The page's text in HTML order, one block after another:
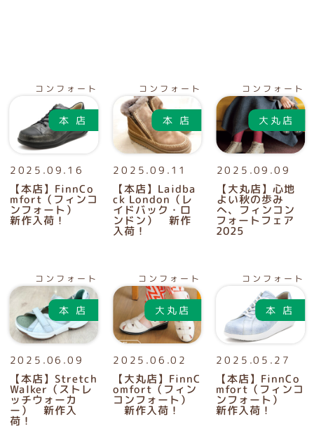
コンフォート
2025.09.16
【本店】FinnCo
mfort（フィンコ
ンフォート）
新作入荷！
コンフォート
2025.09.11
【本店】Laidba
ck London（レ
イドバック・ロ
ンドン） 新作
入荷！
コンフォート
2025.09.09
【大丸店】心地
よい秋の歩み
へ、フィンコン
フォートフェア
2025
コンフォート
2025.06.09
【本店】Stretch
Walker（ストレ
ッチウォーカ
ー） 新作入
荷！
コンフォート
2025.06.02
【大丸店】FinnC
omfort（フィン
コンフォート）
新作入荷！
コンフォート
2025.05.27
【本店】FinnCo
mfort（フィンコ
ンフォート）
新作入荷！